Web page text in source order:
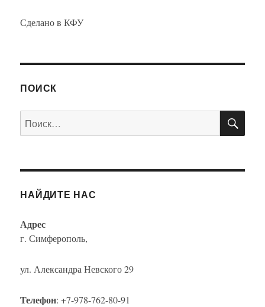
Сделано в КФУ
ПОИСК
Искать:
НАЙДИТЕ НАС
Адрес
г. Симферополь,
ул. Александра Невского 29
Телефон: +7-978-762-80-91